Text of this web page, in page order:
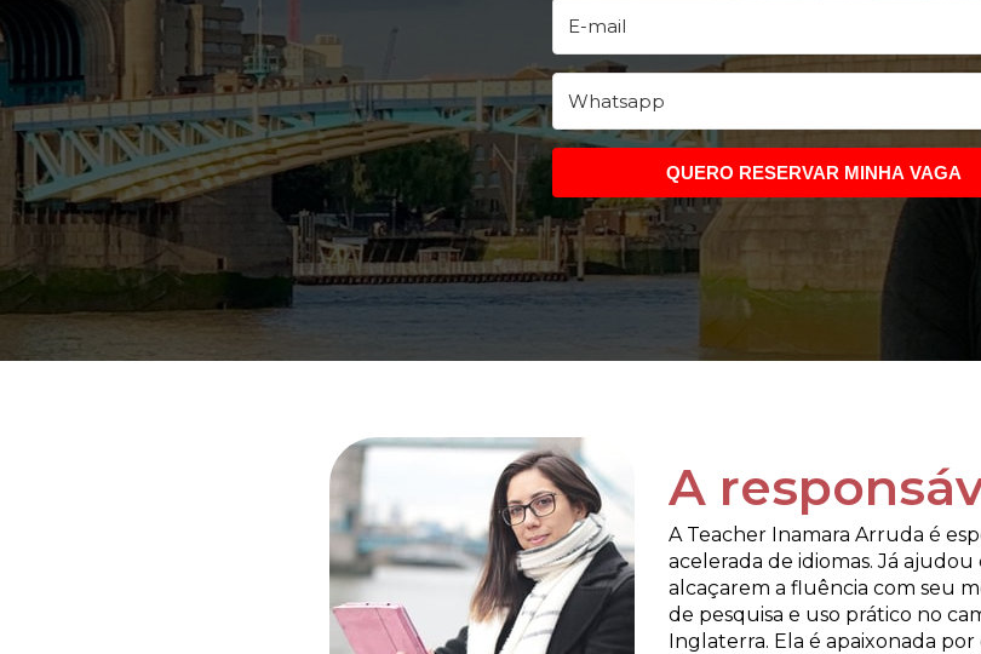
QUERO RESERVAR MINHA VAGA
A
A Teacher Inamara Arruda é
acelerada de idiomas. Já
alcaçarem a fluência com seu
de pesquisa e uso prático no
Inglaterra. Ela é apaixonada por